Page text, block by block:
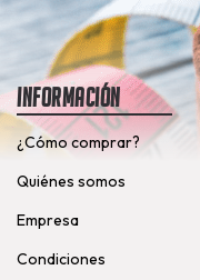
Información
¿Cómo comprar?
Quiénes somos
Empresa
Condiciones